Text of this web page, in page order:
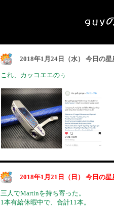
2018年1月24日（水） 今日の
これ、カッコエエのぅ
2018年1月21日（日） 今日の
三人でMartinを持ち寄った。
1本有給休暇中で、合計11本。